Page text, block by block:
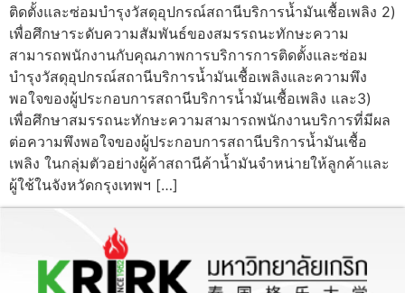
ติดตั้งและซ่อมบำรุงวัสดุอุปกรณ์สถานีบริการน้ำมันเชื้อเพลิง 2)
เพื่อศึกษาระดับความสัมพันธ์ของสมรรถนะทักษะความ
สามารถพนักงานกับคุณภาพการบริการการติดตั้งและซ่อม
บำรุงวัสดุอุปกรณ์สถานีบริการน้ำมันเชื้อเพลิงและความพึง
พอใจของผู้ประกอบการสถานีบริการน้ำมันเชื้อเพลิง และ3)
เพื่อศึกษาสมรรถนะทักษะความสามารถพนักงานบริการที่มีผล
ต่อความพึงพอใจของผู้ประกอบการสถานีบริการน้ำมันเชื้อ
เพลิง ในกลุ่มตัวอย่างผู้ค้าสถานีค้าน้ำมันจำหน่ายให้ลูกค้าและ
ผู้ใช้ในจังหวัดกรุงเทพฯ […]